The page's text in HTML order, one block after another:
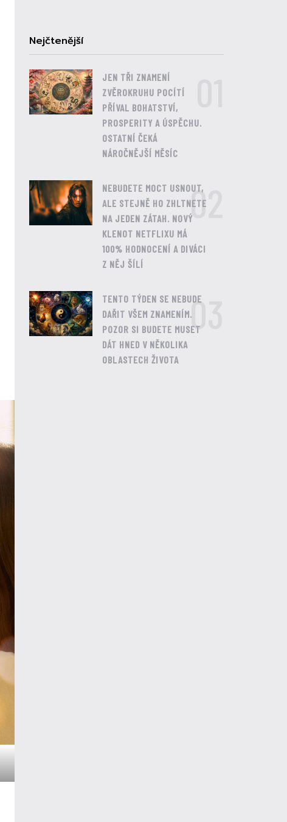
Nejčtenější
JEN TŘI ZNAMENÍ
ZVĚROKRUHU POCÍTÍ
PŘÍVAL BOHATSTVÍ,
PROSPERITY A ÚSPĚCHU.
OSTATNÍ ČEKÁ
NÁROČNĚJŠÍ MĚSÍC
NEBUDETE MOCT USNOUT,
ALE STEJNĚ HO ZHLTNETE
NA JEDEN ZÁTAH. NOVÝ
KLENOT NETFLIXU MÁ
100% HODNOCENÍ A DIVÁCI
Z NĚJ ŠÍLÍ
02
TENTO TÝDEN SE NEBUDE
DAŘIT VŠEM ZNAMENÍM.
POZOR SI BUDETE MUSET
DÁT HNED V NĚKOLIKA
OBLASTECH ŽIVOTA
03